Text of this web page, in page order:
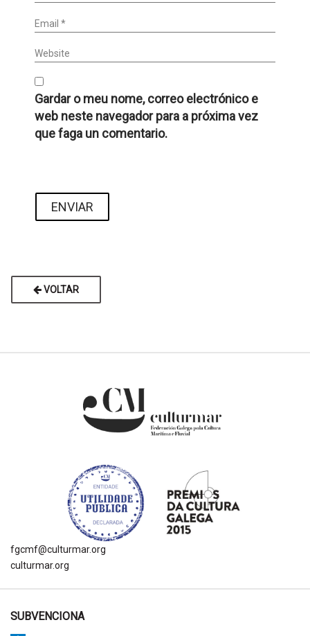
Email *
Website
Gardar o meu nome, correo electrónico e
web neste navegador para a próxima vez
que faga un comentario.
VOLTAR
fgcmf@culturmar.org
culturmar.org
SUBVENCIONA